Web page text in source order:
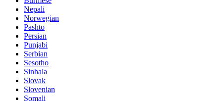
Nepali
Norwegian
Pashto
Persian
Punjabi
Serbian
Sesotho
Sinhala
Slovak
Slovenian
Somali